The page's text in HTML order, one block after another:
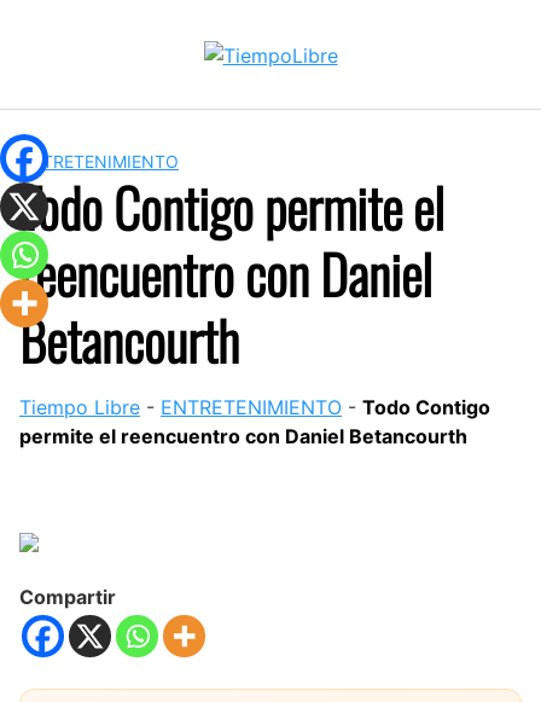
ENTRETENIMIENTO
Todo Contigo permite el
reencuentro con Daniel
Betancourth
Tiempo Libre - ENTRETENIMIENTO - Todo Contigo
permite el reencuentro con Daniel Betancourth
Compartir